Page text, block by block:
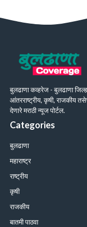
बुलढाणा कव्हरेज - बुलढाणा
आंतरराष्ट्रीय, कृषी, राजकीय
देणारे मराठी न्यूज पोर्टल.
Categories
बुलढाणा
महाराष्ट्र
राष्ट्रीय
कृषी
राजकीय
बातमी पाठवा